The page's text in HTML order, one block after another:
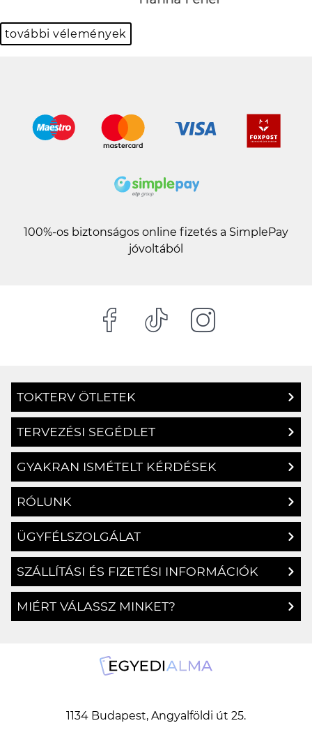
további vélemények
jóvoltából
TOKTERV ÖTLETEK
TERVEZÉSI SEGÉDLET
GYAKRAN ISMÉTELT KÉRDÉSEK
RÓLUNK
ÜGYFÉLSZOLGÁLAT
SZÁLLÍTÁSI ÉS FIZETÉSI INFORMÁCIÓK
MIÉRT VÁLASSZ MINKET?
info@egyedialma.hu